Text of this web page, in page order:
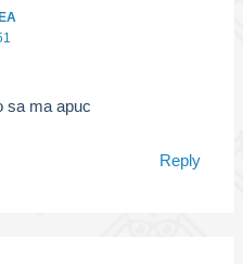
sa ma apuc
Reply